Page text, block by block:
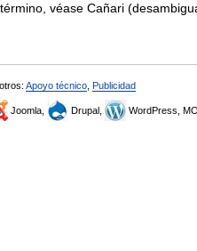
véase Cañari
Apoyo técnico Publicidad
Joomla, Drupal, WordPress,